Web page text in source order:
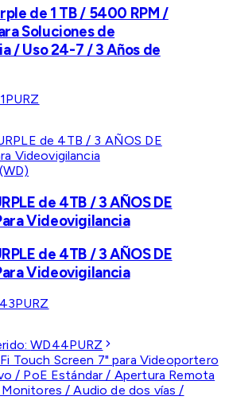
de 1 TB / 5400 RPM /
Soluciones de
/ Uso 24-7 / 3 Años de
de 4TB / 3 AÑOS DE
Videovigilancia
de 4TB / 3 AÑOS DE
Videovigilancia
WD44PURZ